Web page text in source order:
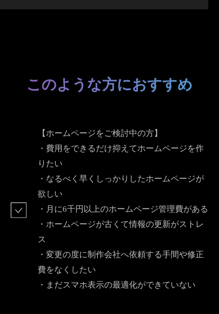
このような方におすすめ
【ホームページをご検討中の方】
・費用をできるだけ抑えてホームページを作
りたい
・なるべく早くしっかりしたホームページが
欲しい
・月に6千円以上のホームページ管理費がある
・ホームページが古くて情報の更新がストレ
ス
・変更の度に制作会社へ依頼する手間や修正
費をなくしたい
・まだスマホ表示の最適化ができていない